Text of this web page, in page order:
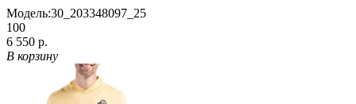
Модель:30_203348097_25
100
6 550 р.
В корзину